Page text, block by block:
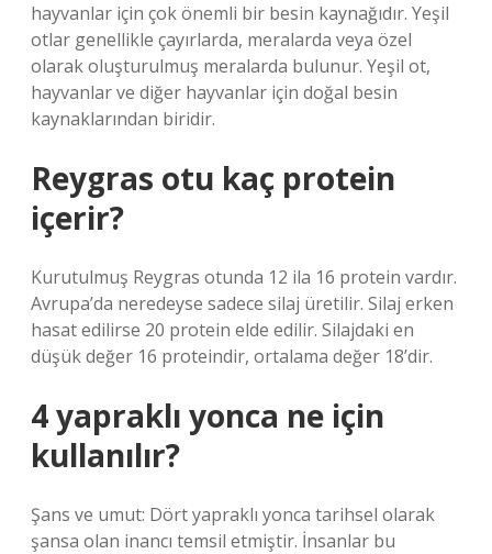
hayvanlar için çok önemli bir besin kaynağıdır. Yeşil
otlar genellikle çayırlarda, meralarda veya özel
olarak oluşturulmuş meralarda bulunur. Yeşil ot,
hayvanlar ve diğer hayvanlar için doğal besin
kaynaklarından biridir.
Reygras otu kaç protein
içerir?
Kurutulmuş Reygras otunda 12 ila 16 protein vardır.
Avrupa’da neredeyse sadece silaj üretilir. Silaj erken
hasat edilirse 20 protein elde edilir. Silajdaki en
düşük değer 16 proteindir, ortalama değer 18’dir.
4 yapraklı yonca ne için
kullanılır?
Şans ve umut: Dört yapraklı yonca tarihsel olarak
şansa olan inancı temsil etmiştir. İnsanlar bu